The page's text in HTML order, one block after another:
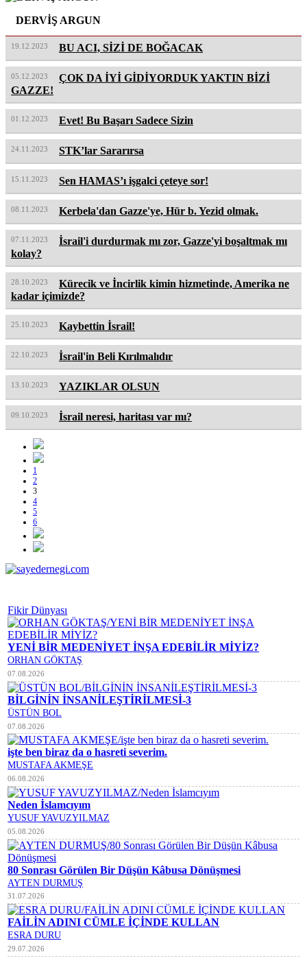
DERVİŞ ARGUN
19.12.2023 BU ACI, SİZİ DE BOĞACAK
05.12.2023
ÇOK DA İYİ GİDİYORDUK YAKTIN BİZİ
GAZZE!
01.12.2023 Evet! Bu Başarı Sadece Sizin
24.11.2023 STK’lar Sararırsa
15.11.2023 Sen HAMAS’ı işgalci çeteye sor!
08.11.2023 Kerbela'dan Gazze'ye, Hür b. Yezid olmak.
07.11.2023
İsrail'i durdurmak mı zor, Gazze'yi boşaltmak mı
kolay?
28.10.2023
Kürecik ve İncirlik kimin hizmetinde, Amerika ne
kadar içimizde?
25.10.2023 Kaybettin İsrail!
22.10.2023 İsrail'in Beli Kırılmalıdır
13.10.2023 YAZIKLAR OLSUN
09.10.2023 İsrail neresi, haritası var mı?
1
2
3
4
5
6
Fikir Dünyası
YENİ BİR MEDENİYET İNŞA EDEBİLİR MİYİZ?
ORHAN GÖKTAŞ
07.08.2026
BİLGİNİN İNSANİLEŞTİRİLMESİ-3
ÜSTÜN BOL
07.08.2026
işte ben biraz da o hasreti severim.
MUSTAFA AKMEŞE
06.08.2026
Neden İslamcıyım
YUSUF YAVUZYILMAZ
05.08.2026
80 Sonrası Görülen Bir Düşün Kâbusa Dönüşmesi
AYTEN DURMUŞ
31.07.2026
FAİLİN ADINI CÜMLE İÇİNDE KULLAN
ESRA DURU
29.07.2026